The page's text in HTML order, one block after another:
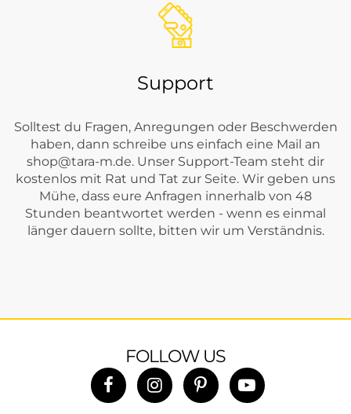
Support
Solltest du Fragen, Anregungen oder Beschwerden
haben, dann schreibe uns einfach eine Mail an
shop@tara-m.de. Unser Support-Team steht dir
kostenlos mit Rat und Tat zur Seite. Wir geben uns
Mühe, dass eure Anfragen innerhalb von 48
Stunden beantwortet werden - wenn es einmal
länger dauern sollte, bitten wir um Verständnis.
FOLLOW US